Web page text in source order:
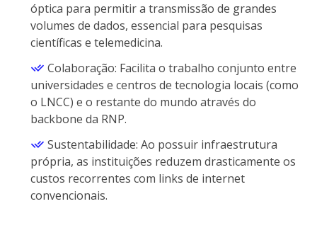
óptica para permitir a transmissão de grandes
volumes de dados, essencial para pesquisas
científicas e telemedicina.
Colaboração: Facilita o trabalho conjunto entre
universidades e centros de tecnologia locais (como
o LNCC) e o restante do mundo através do
backbone da RNP.
Sustentabilidade: Ao possuir infraestrutura
própria, as instituições reduzem drasticamente os
custos recorrentes com links de internet
convencionais.